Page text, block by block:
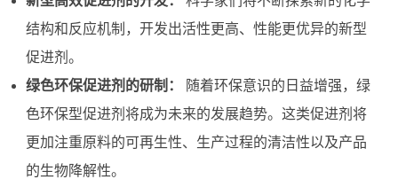
结构和反应机制，开发出活性更高、性能更优异的新型
促进剂。
绿色环保促进剂的研制：
随着环保意识的日益增强，绿
色环保型促进剂将成为未来的发展趋势。这类促进剂将
更加注重原料的可再生性、生产过程的清洁性以及产品
的生物降解性。